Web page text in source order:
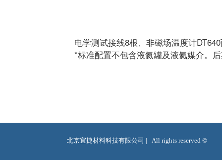
电学测试接线8根、非磁场温度计
*标准配置不包含液氦罐及液氦媒介。
北京宜捷材料科技有限公司 |   All rights reserved ©